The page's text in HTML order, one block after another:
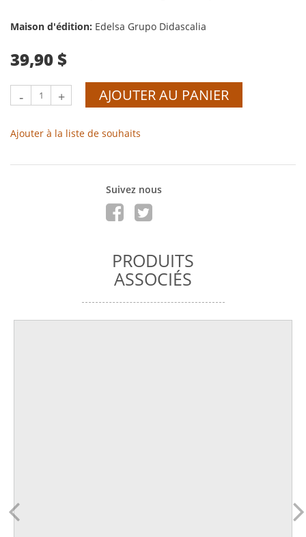
Maison d'édition: Edelsa Grupo Didascalia
39,90 $
- + AJOUTER AU PANIER
Ajouter à la liste de souhaits
Suivez nous
PRODUITS
ASSOCIÉS